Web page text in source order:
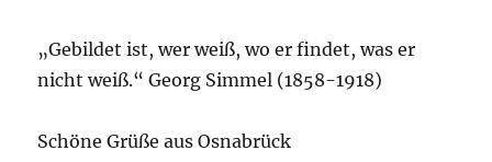
„Gebildet ist, wer weiß, wo er findet, was er
nicht weiß.“ Georg Simmel (1858-1918)
Schöne Grüße aus Osnabrück